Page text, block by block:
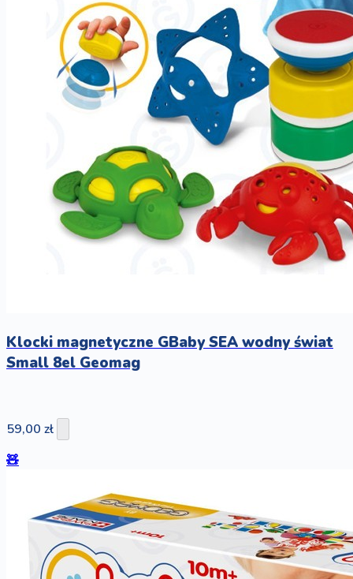
Klocki magnetyczne GBaby SEA wodny świat
Small 8el Geomag
59,00 zł
🧸